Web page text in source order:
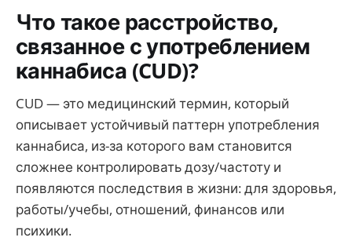
Что такое расстройство,
связанное с употреблением
каннабиса (CUD)?
CUD — это медицинский термин, который
описывает устойчивый паттерн употребления
каннабиса, из-за которого вам становится
сложнее контролировать дозу/частоту и
появляются последствия в жизни: для здоровья,
работы/учебы, отношений, финансов или
психики.